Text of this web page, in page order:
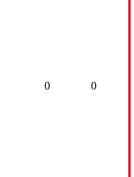
0 0